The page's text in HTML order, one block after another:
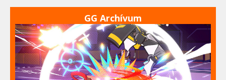
GG Archívum